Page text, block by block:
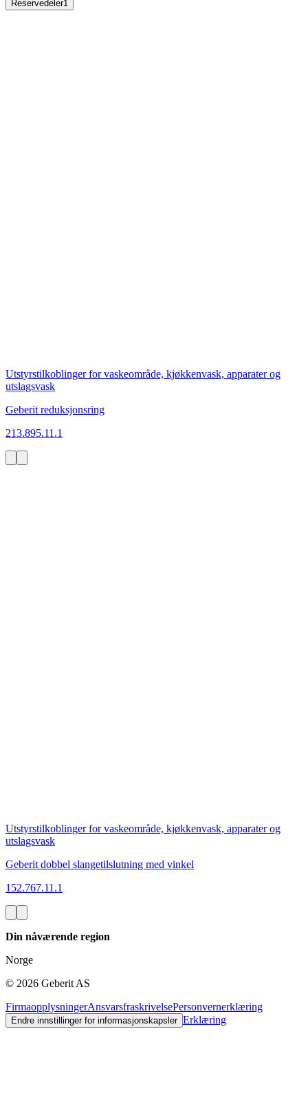
Reservedeler1
Utstyrstilkoblinger for vaskeområde, kjøkkenvask, apparater og
utslagsvask
Geberit reduksjonsring
213.895.11.1
Utstyrstilkoblinger for vaskeområde, kjøkkenvask, apparater og
utslagsvask
Geberit dobbel slangetilslutning med vinkel
152.767.11.1
Din nåværende region
Norge
© 2026 Geberit AS
FirmaopplysningerAnsvarsfraskrivelsePersonvernerklæring
Endre innstillinger for informasjonskapsler Erklæring